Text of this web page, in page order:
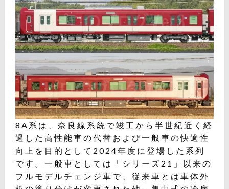
8A系は、奈良線系統で竣工から半世紀近く経
過した高性能車の代替および一般車の快適性
向上を目的として2024年度に登場した系列
です。一般車としては「シリーズ21」以来の
フルモデルチェンジ車で、従来車とは車体外